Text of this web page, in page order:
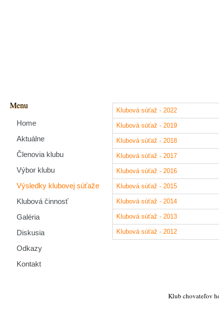
Menu
Home
Aktuálne
Členovia klubu
Výbor klubu
Výsledky klubovej súťaže
Klubová činnosť
Galéria
Diskusia
Odkazy
Kontakt
Klubová súťaž - 2022
Klubová súťaž - 2019
Klubová súťaž - 2018
Klubová súťaž - 2017
Klubová súťaž - 2016
Klubová súťaž - 2015
Klubová súťaž - 2014
Klubová súťaž - 2013
Klubová súťaž - 2012
Klub chovateľov